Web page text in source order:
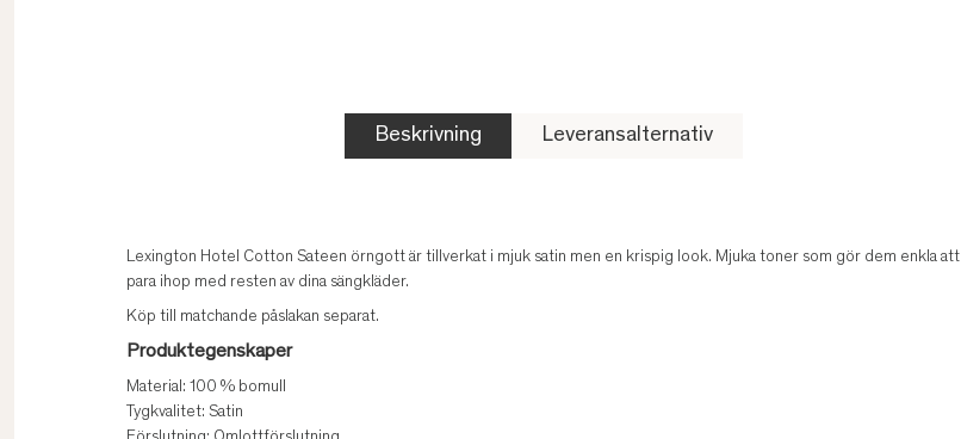
Beskrivning Leveransalternativ
Lexington Hotel Cotton Sateen örngott är tillverkat i mjuk satin men en krispig look. Mjuka toner som gör dem enkla att
para ihop med resten av dina sängkläder.
Köp till matchande påslakan separat.
Produktegenskaper
Material: 100 % bomull
Tygkvalitet: Satin